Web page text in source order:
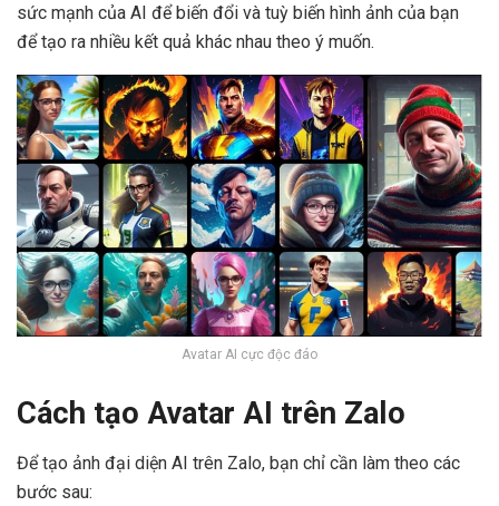
sức mạnh của AI để biến đổi và tuỳ biến hình ảnh của bạn
để tạo ra nhiều kết quả khác nhau theo ý muốn.
Avatar AI cực độc đáo
Cách tạo Avatar AI trên Zalo
Để tạo ảnh đại diện AI trên Zalo, bạn chỉ cần làm theo các
bước sau: